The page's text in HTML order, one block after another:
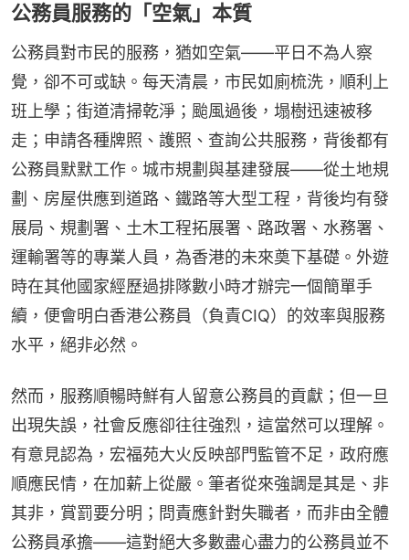
公務員服務的「空氣」本質
公務員對市民的服務，猶如空氣——平日不為人察
覺，卻不可或缺。每天清晨，市民如廁梳洗，順利上
班上學；街道清掃乾淨；颱風過後，塌樹迅速被移
走；申請各種牌照、護照、查詢公共服務，背後都有
公務員默默工作。城市規劃與基建發展——從土地規
劃、房屋供應到道路、鐵路等大型工程，背後均有發
展局、規劃署、土木工程拓展署、路政署、水務署、
運輸署等的專業人員，為香港的未來奠下基礎。外遊
時在其他國家經歷過排隊數小時才辦完一個簡單手
續，便會明白香港公務員（負責CIQ）的效率與服務
水平，絕非必然。
然而，服務順暢時鮮有人留意公務員的貢獻；但一旦
出現失誤，社會反應卻往往強烈，這當然可以理解。
有意見認為，宏福苑大火反映部門監管不足，政府應
順應民情，在加薪上從嚴。筆者從來強調是其是、非
其非，賞罰要分明；問責應針對失職者，而非由全體
公務員承擔——這對絕大多數盡心盡力的公務員並不